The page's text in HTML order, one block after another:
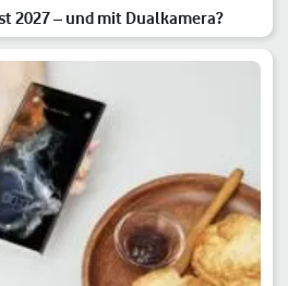
2027 – und mit Dualkamera?